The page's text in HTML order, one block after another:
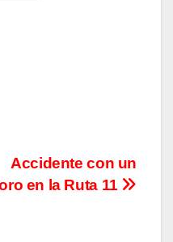
Accidente con un
en la Ruta 11